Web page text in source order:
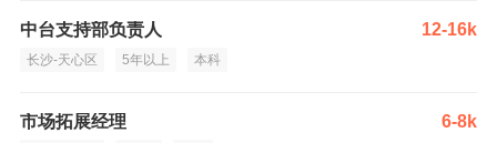
中台支持部负责人 12-16k
长沙-天心区 5年以上 本科
市场拓展经理 6-8k